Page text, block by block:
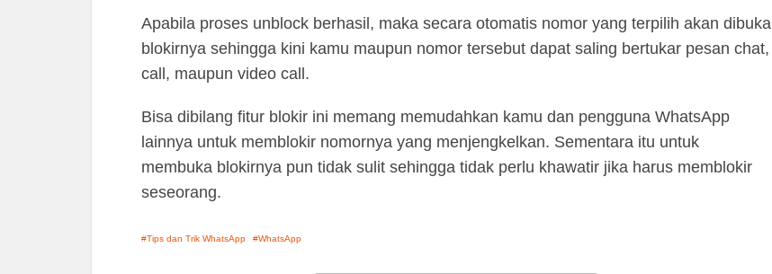
Apabila proses unblock berhasil, maka secara otomatis nomor yang terpilih akan dibuka
blokirnya sehingga kini kamu maupun nomor tersebut dapat saling bertukar pesan chat,
call, maupun video call.
Bisa dibilang fitur blokir ini memang memudahkan kamu dan pengguna WhatsApp
lainnya untuk memblokir nomornya yang menjengkelkan. Sementara itu untuk
membuka blokirnya pun tidak sulit sehingga tidak perlu khawatir jika harus memblokir
seseorang.
Tips dan Trik WhatsApp WhatsApp